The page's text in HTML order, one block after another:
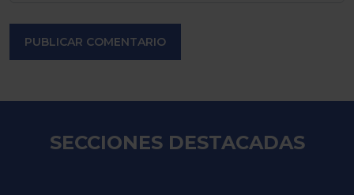
PUBLICAR COMENTARIO
SECCIONES DESTACADAS